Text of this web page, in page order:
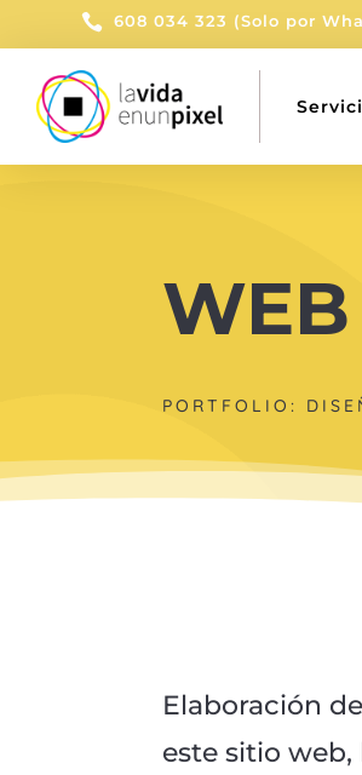
 608 034 323 (Solo por
PORTFOLIO:
Elaboración
este sitio